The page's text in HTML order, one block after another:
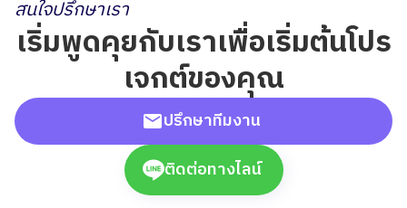
สนใจปรึกษาเรา
เริ่มพูดคุยกับเราเพื่อเริ่มต้นโปร
เจกต์ของคุณ
ปรึกษาทีมงาน
ติดต่อทางไลน์